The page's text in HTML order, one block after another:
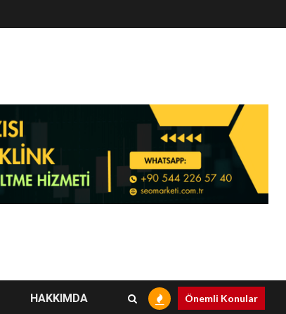
HAKKIMDA Önemli Konular